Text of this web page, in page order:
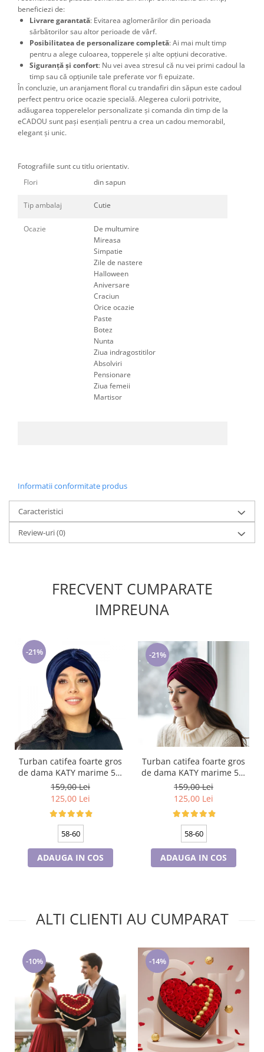
beneficiezi de:
Livrare garantată: Evitarea aglomerărilor din perioada
sărbătorilor sau altor perioade de vârf.
Posibilitatea de personalizare completă: Ai mai mult timp
pentru a alege culoarea, topperele și alte opțiuni decorative.
Siguranță și confort: Nu vei avea stresul că nu vei primi cadoul la
timp sau că opțiunile tale preferate vor fi epuizate.
În concluzie, un aranjament floral cu trandafiri din săpun este cadoul
perfect pentru orice ocazie specială. Alegerea culorii potrivite,
adăugarea topperelelor personalizate și comanda din timp de la
eCADOU sunt pași esențiali pentru a crea un cadou memorabil,
elegant și unic.
Fotografiile sunt cu titlu orientativ.
Flori
din sapun
Tip ambalaj Cutie
Ocazie
De multumire
Mireasa
Simpatie
Zile de nastere
Halloween
Aniversare
Craciun
Orice ocazie
Paste
Botez
Nunta
Ziua indragostitilor
Absolviri
Pensionare
Ziua femeii
Martisor
Informatii conformitate produs
Caracteristici
Review-uri(0)
FRECVENT CUMPARATE
IMPREUNA
-21%
Turban catifea foarte gros
de dama KATY marime 58-
60, captuseala polar,
culoare bleomarin
159,00 Lei
125,00 Lei
58-60
ADAUGA IN COS
-21%
Turban catifea foarte gros
de dama KATY marime 58-
60, captuseala polar,
culoare wine
159,00 Lei
125,00 Lei
58-60
ADAUGA IN COS
ALTI CLIENTI AU CUMPARAT
-10% -14%